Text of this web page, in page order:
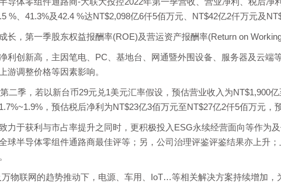
%、41.3%及42.4 %达NT$2,098亿6仟5佰万元、NT$42亿2仟万元及
长，第一季股东权益报酬率(ROE)及营运资产报酬率(Return on
净利创新高，主因笔电、PC、基地台、网通暨外围设备、服务器及云
游调整价格等因素影响。
二季，若以新台币29元兑1美元汇率假设，预估营业收入为NT$1,900
，预估税后净利为NT$23亿3佰万元至NT$27亿2仟5佰万元，
力于获利与市占率提升之同时，更积极投入ESG永续经营面向等作为
球半导体零组件通路商最佳评等；另，公司治理评鉴评鉴结果亦上升
物联网的趋势推动下，电源、车用、IoT…等相关解决方案持续增加